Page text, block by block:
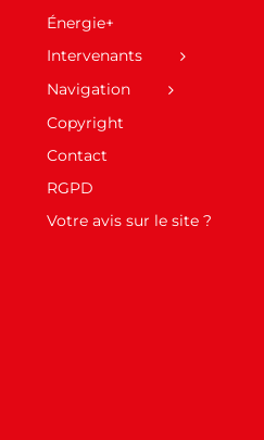
Énergie+
Intervenants
Navigation
Copyright
Contact
RGPD
Votre avis sur le site ?